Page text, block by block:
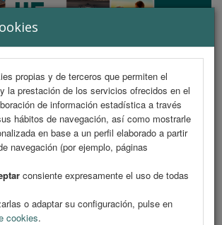
propias y de terceros que permiten el
la prestación de los servicios ofrecidos en el
de información estadística a través
hábitos de navegación, así como mostrarle
en base a un perfil elaborado a partir
navegación (por ejemplo, páginas
consiente expresamente el uso de todas
o adaptar su configuración, pulse en
cookies.